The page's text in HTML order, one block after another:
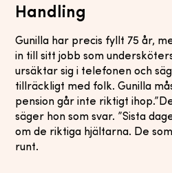
Handling
Gunilla har precis fyllt 75 år,
in till sitt jobb som
ursäktar sig i telefonen och
tillräckligt med folk. Gunilla
pension går inte riktigt
säger hon som svar. ”Sista
om de riktiga hjältarna. De
runt.